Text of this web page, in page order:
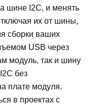
шине I2C, и менять
их от шины,
сборки ваших
USB через
модуль, так и шину
без
плате модуля.
в проектах с